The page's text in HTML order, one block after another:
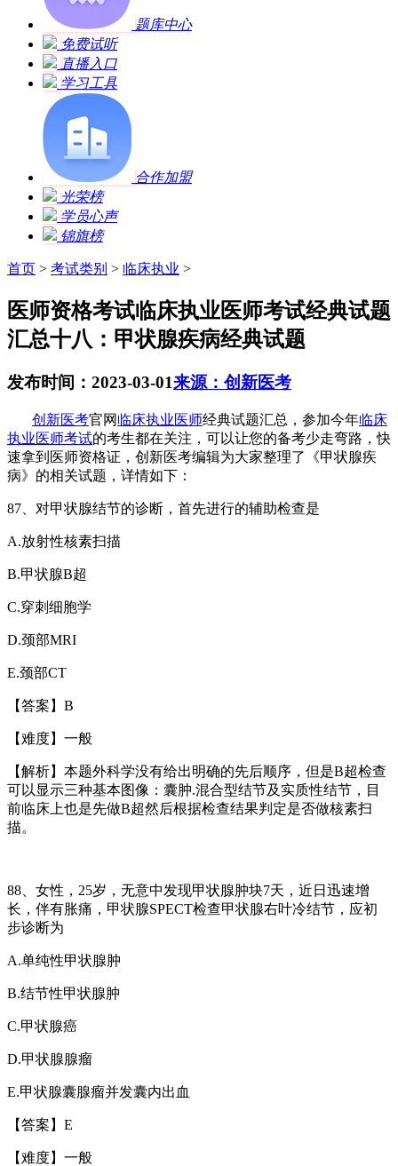
题库中心
免费试听
直播入口
学习工具
合作加盟
光荣榜
学员心声
锦旗榜
首页 > 考试类别 > 临床执业 >
医师资格考试临床执业医师考试经典试题
汇总十八：甲状腺疾病经典试题
发布时间：2023-03-01来源：创新医考
创新医考官网 临床执业医师经典试题汇总，参加今年临床
执业医师考试的考生都在关注，可以让您的备考少走弯路，快
速拿到 医师资格证 ，创新医考编辑为大家整理了《甲状腺疾
病》的相关试题，详情如下：
87 、对甲状腺结节的诊断，首先进行的辅助检查是
A.放射性核素扫描
B.甲状腺B超
C.穿刺细胞学
D.颈部MRI
E.颈部CT
【答案】 B
【难度】一般
【解析】本题外科学没有给出明确的先后顺序，但是B超检查
可以显示三种基本图像：囊肿.混合型结节及实质性结节，目
前临床上也是先做B超然后根据检查结果判定是否做核素扫
描。
88 、女性， 25岁，无意中发现甲状腺肿块7天，近日迅速增
长，伴有胀痛，甲状腺SPECT检查甲状腺右叶冷结节，应初
步诊断为
A.单纯性甲状腺肿
B.结节性甲状腺肿
C.甲状腺癌
D.甲状腺腺瘤
E.甲状腺囊腺瘤并发囊内出血
【答案】 E
【难度】一般